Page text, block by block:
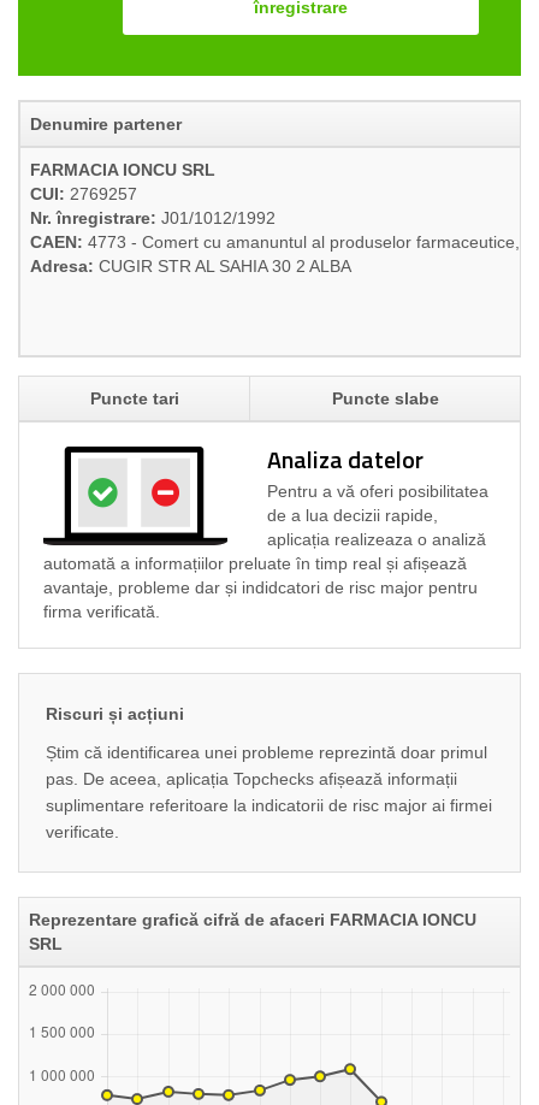
înregistrare
Denumire partener
FARMACIA IONCU SRL
CUI: 2769257
Nr. înregistrare: J01/1012/1992
CAEN: 4773 - Comert cu amanuntul al produselor farmaceutice,
Adresa: CUGIR STR AL SAHIA 30 2 ALBA
Puncte tari Puncte slabe
Analiza datelor
Pentru a vă oferi posibilitatea
de a lua decizii rapide,
aplicația realizeaza o analiză
automată a informațiilor preluate în timp real și afișează
avantaje, probleme dar și indidcatori de risc major pentru
firma verificată.
Riscuri și acțiuni
Știm că identificarea unei probleme reprezintă doar primul
pas. De aceea, aplicația Topchecks afișează informații
suplimentare referitoare la indicatorii de risc major ai firmei
verificate.
Reprezentare grafică cifră de afaceri FARMACIA IONCU
SRL